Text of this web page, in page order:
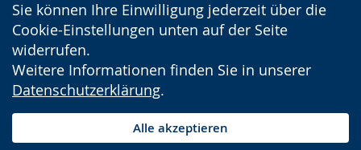
Sie können Ihre Einwilligung jederzeit über die
Cookie-Einstellungen unten auf der Seite
widerrufen.
Weitere Informationen finden Sie in unserer
Datenschutzerklärung.
Alle akzeptieren